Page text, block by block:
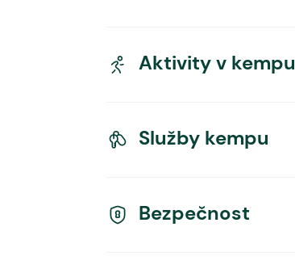
Aktivity v kempu
Služby kempu
Bezpečnost